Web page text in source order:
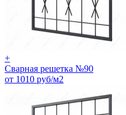
+
Сварная решетка №90
от 1010 руб/м2